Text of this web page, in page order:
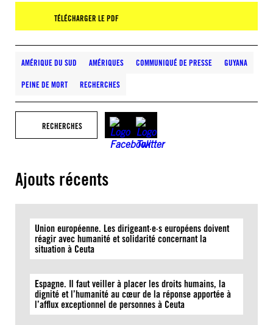
TÉLÉCHARGER LE PDF
AMÉRIQUE DU SUD AMÉRIQUES COMMUNIQUÉ DE PRESSE GUYANA
PEINE DE MORT RECHERCHES
RECHERCHES
Ajouts récents
Union européenne. Les dirigeant·e·s européens doivent
réagir avec humanité et solidarité concernant la
situation à Ceuta
Espagne. Il faut veiller à placer les droits humains, la
dignité et l’humanité au cœur de la réponse apportée à
l’afflux exceptionnel de personnes à Ceuta